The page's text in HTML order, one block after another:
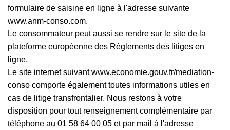
formulaire de saisine en ligne à l'adresse suivante
www.anm-conso.com.
Le consommateur peut aussi se rendre sur le site de la
plateforme européenne des Règlements des litiges en
ligne.
Le site internet suivantwww.economie.gouv.fr/mediation-
conso comporte également toutes informations utiles en
cas de litige transfrontalier. Nous restons à votre
disposition pour tout renseignement complémentaire par
téléphone au 01 58 64 00 05 et par mail à l'adresse